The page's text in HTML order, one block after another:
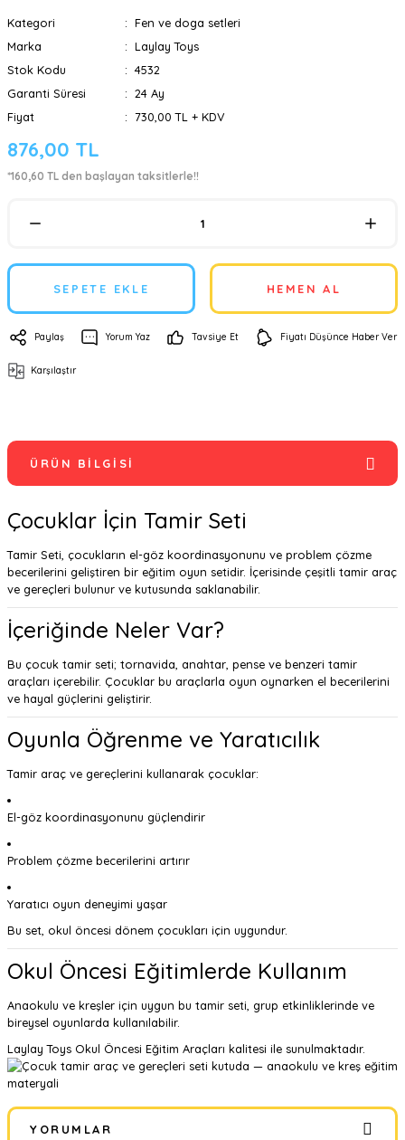
Kategori
Fen ve doga setleri
Marka
Laylay Toys
Stok Kodu
4532
Garanti Süresi
24 Ay
Fiyat
730,00 TL + KDV
876,00 TL
*160,60 TL den başlayan taksitlerle!!
SEPETE EKLE HEMEN AL
Paylaş Yorum Yaz Tavsiye Et Fiyatı Düşünce Haber Ver
Karşılaştır
ÜRÜN BILGISI
Çocuklar İçin Tamir Seti
Tamir Seti, çocukların el-göz koordinasyonunu ve problem çözme
becerilerini geliştiren bir eğitim oyun setidir. İçerisinde çeşitli tamir araç
ve gereçleri bulunur ve kutusunda saklanabilir.
İçeriğinde Neler Var?
Bu çocuk tamir seti; tornavida, anahtar, pense ve benzeri tamir
araçları içerebilir. Çocuklar bu araçlarla oyun oynarken el becerilerini
ve hayal güçlerini geliştirir.
Oyunla Öğrenme ve Yaratıcılık
Tamir araç ve gereçlerini kullanarak çocuklar:
El-göz koordinasyonunu güçlendirir
Problem çözme becerilerini artırır
Yaratıcı oyun deneyimi yaşar
Bu set, okul öncesi dönem çocukları için uygundur.
Okul Öncesi Eğitimlerde Kullanım
Anaokulu ve kreşler için uygun bu tamir seti, grup etkinliklerinde ve
bireysel oyunlarda kullanılabilir.
Laylay Toys Okul Öncesi Eğitim Araçları kalitesi ile sunulmaktadır.
YORUMLAR